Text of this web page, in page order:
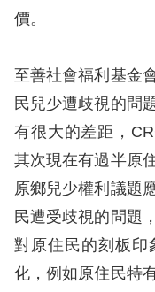
價。
至善社會福利基金
民兒少遭歧視的問
有很大的差距，
其次現在有過半原
原鄉兒少權利議題
民遭受歧視的問題
對原住民的刻板印
化，例如原住民特